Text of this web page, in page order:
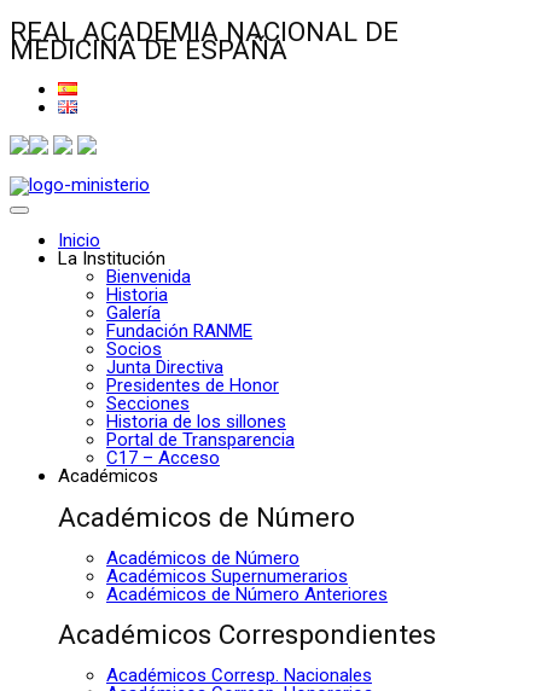
REAL ACADEMIA NACIONAL DE
MEDICINA DE ESPAÑA
Inicio
La Institución
Bienvenida
Historia
Galería
Fundación RANME
Socios
Junta Directiva
Presidentes de Honor
Secciones
Historia de los sillones
Portal de Transparencia
C17 – Acceso
Académicos
Académicos de Número
Académicos de Número
Académicos Supernumerarios
Académicos de Número Anteriores
Académicos Correspondientes
Académicos Corresp. Nacionales